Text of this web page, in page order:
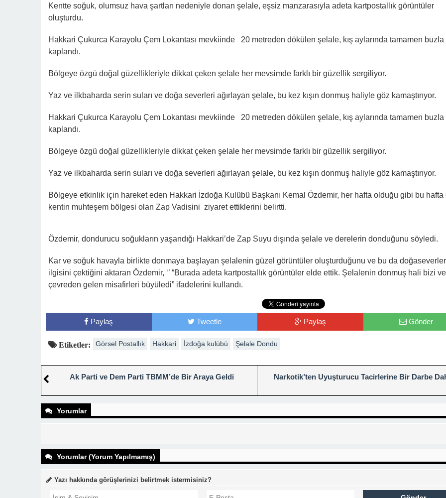
Kentte soğuk, olumsuz hava şartları nedeniyle donan şelale, eşsiz manzarasıyla adeta kartpostallık görüntüler
oluşturdu.
Hakkari Çukurca Karayolu Çem Lokantası mevkiinde 20 metreden dökülen şelale, kış aylarında tamamen buzla
kaplandı.
Bölgeye özgü doğal güzellikleriyle dikkat çeken şelale her mevsimde farklı bir güzellik sergiliyor.
Yaz ve ilkbaharda serin suları ve doğa severleri ağırlayan şelale, bu kez kışın donmuş haliyle göz kamaştırıyor.
Hakkari Çukurca Karayolu Çem Lokantası mevkiinde 20 metreden dökülen şelale, kış aylarında tamamen buzla
kaplandı.
Bölgeye özgü doğal güzellikleriyle dikkat çeken şelale her mevsimde farklı bir güzellik sergiliyor.
Yaz ve ilkbaharda serin suları ve doğa severleri ağırlayan şelale, bu kez kışın donmuş haliyle göz kamaştırıyor.
Bölgeye etkinlik için hareket eden Hakkari İzdoğa Kulübü Başkanı Kemal Özdemir, her hafta olduğu gibi bu hafta
kentin muhteşem bölgesi olan Zap Vadisini ziyaret ettiklerini belirtti.
Özdemir, dondurucu soğukların yaşandığı Hakkari’de Zap Suyu dışında şelale ve derelerin donduğunu söyledi.
Kar ve soğuk havayla birlikte donmaya başlayan şelalenin güzel görüntüler oluşturduğunu ve bu da
ilgisini çektiğini aktaran Özdemir, ‘’ “Burada adeta kartpostallık görüntüler elde ettik. Şelalenin donmuş hali bizi ve
çevreden gelen misafirleri büyüledi” ifadelerini kullandı.
Paylaş Tweetle Paylaş Gönder
Etiketler: Görsel Postallık Hakkari İzdoğa kulübü Şelale Dondu
Ak Parti ve Dem Parti TBMM’de Bir Araya Geldi Narkotik’ten Uyuşturucu Tacirlerine Bir Darbe
Yorumlar
Yorumlar (Yorum Yapılmamış)
Yazı hakkında görüşlerinizi belirtmek istermisiniz?